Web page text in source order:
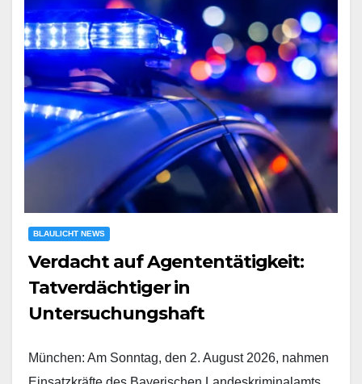
BLAULICHT NEWS
Verdacht auf Agententätigkeit:
Tatverdächtiger in
Untersuchungshaft
München: Am Sonntag, den 2. August 2026, nahmen